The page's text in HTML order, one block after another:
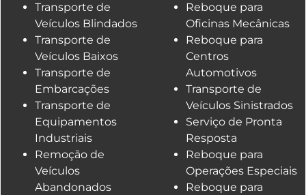
Transporte de
Veículos Blindados
Transporte de
Veículos Baixos
Transporte de
Embarcações
Transporte de
Equipamentos
Industriais
Remoção de
Veículos
Abandonados
Reboque para
Oficinas Mecânicas
Reboque para
Centros
Automotivos
Transporte de
Veículos Sinistrados
Serviço de Pronta
Resposta
Reboque para
Operações Especiais
Reboque para